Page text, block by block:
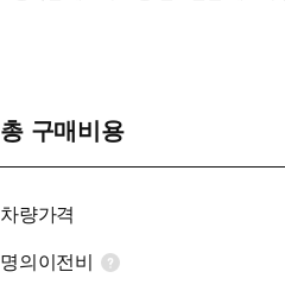
총 구매비용
차량가격
명의이전비